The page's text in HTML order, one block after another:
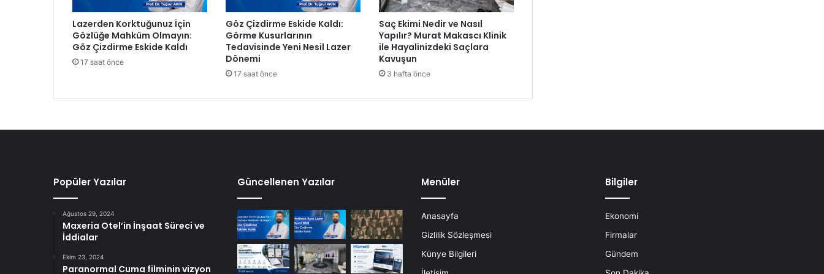
’
i
n
M
e
r
i
t
ı
W
a
Lazerden Korktuğunuz İçin
Gözlüğe Mahkûm Olmayın:
Göz Çizdirme Eskide Kaldı
17 saat önce
Göz Çizdirme Eskide Kaldı:
Görme Kusurlarının
Tedavisinde Yeni Nesil Lazer
Dönemi
17 saat önce
Saç Ekimi Nedir ve Nasıl
Yapılır? Murat Makascı Klinik
ile Hayalinizdeki Saçlara
Kavuşun
3 hafta önce
Popüler Yazılar
Ağustos 29, 2024
Maxeria Otel’in İnşaat Süreci ve
İddialar
Ekim 23, 2024
Paranormal Cuma filminin vizyon
Güncellenen Yazılar Menüler
Anasayfa
Gizlilik Sözleşmesi
Künye Bilgileri
Bilgiler
Ekonomi
Firmalar
Gündem